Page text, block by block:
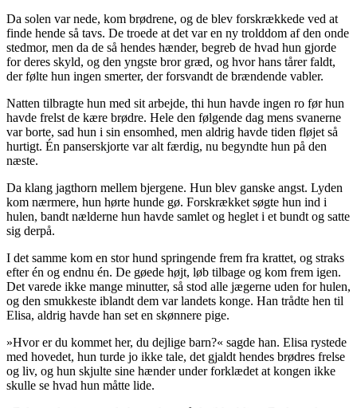
Da solen var nede, kom brødrene, og de blev forskrækkede ved at
finde hende så tavs. De troede at det var en ny trolddom af den onde
stedmor, men da de så hendes hænder, begreb de hvad hun gjorde
for deres skyld, og den yngste bror græd, og hvor hans tårer faldt,
der følte hun ingen smerter, der forsvandt de brændende vabler.
Natten tilbragte hun med sit arbejde, thi hun havde ingen ro før hun
havde frelst de kære brødre. Hele den følgende dag mens svanerne
var borte, sad hun i sin ensomhed, men aldrig havde tiden fløjet så
hurtigt. Én panserskjorte var alt færdig, nu begyndte hun på den
næste.
Da klang jagthorn mellem bjergene. Hun blev ganske angst. Lyden
kom nærmere, hun hørte hunde gø. Forskrækket søgte hun ind i
hulen, bandt nælderne hun havde samlet og hegleti et bundt og satte
sig derpå.
I det samme kom en stor hund springende frem fra krattet, og straks
efter én og endnu én. De gøede højt, løb tilbage og kom frem igen.
Det varede ikke mange minutter, så stod alle jægerne uden for hulen,
og den smukkeste iblandt dem var landets konge. Han trådte hen til
Elisa, aldrig havde han set en skønnere pige.
»Hvorer du kommet her, du dejlige barn?« sagde han. Elisa rystede
med hovedet, hun turde jo ikke tale, det gjaldt hendes brødres frelse
og liv, og hun skjulte sine hænder under forklædet at kongen ikke
skulle se hvad hun måtte lide.